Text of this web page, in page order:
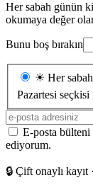
Her sabah günün
okumaya değer
Bunu boş bırakın
Gönderim
☀ Her
Pazartesi seçkisi
E-
posta
adresiniz
E-posta bülteni
ediyorum.
🔒 Çift onaylı kayıt